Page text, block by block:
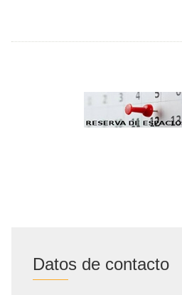
Datos de contacto